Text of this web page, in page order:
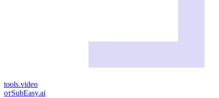
tools.video
отSubEasy.ai